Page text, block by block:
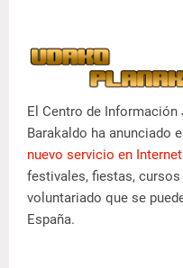
El Centro de Información
Barakaldo ha anunciado
nuevo servicio en Internet
festivales, fiestas,
voluntariado que se
España.